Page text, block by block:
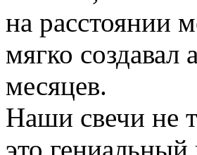
на расстоянии
мягко создавал
месяцев.
Наши свечи не
это